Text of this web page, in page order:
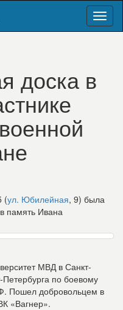
доска в
(ул. Юбилейная, 9) была
память Ивана
МВД в Санкт-
по боевому
Пошел добровольцем в
«Вагнер».